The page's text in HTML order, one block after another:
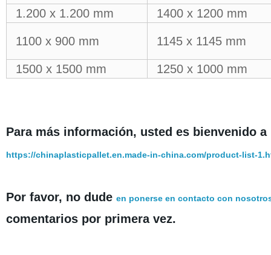
1.200 x 1.200 mm 1400 x 1200 mm
1100 x 900 mm 1145 x 1145 mm
1500 x 1500 mm 1250 x 1000 mm
Para más información, usted es bienvenido
https://chinaplasticpallet.en.made-in-china.com/product-list-
Por favor, no dude en ponerse en contacto con
comentarios por primera vez.